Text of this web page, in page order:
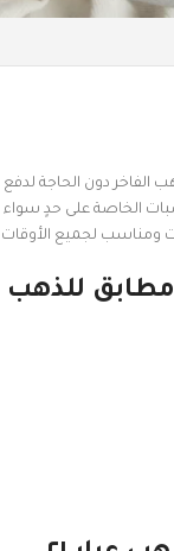
الفاخر دون
الخاصة على حدٍ
ومناسب لجميع الأوقات
للذهب